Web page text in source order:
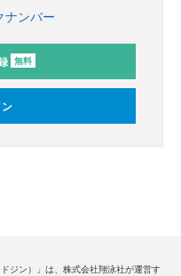
ナンバー
無料
ドジン）」は、株式会社翔泳社が運営す